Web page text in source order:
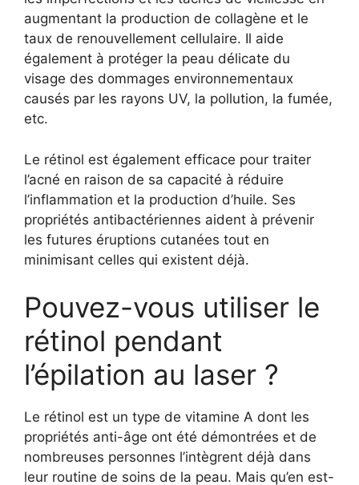
augmentant la production de collagène et le
taux de renouvellement cellulaire. Il aide
également à protéger la peau délicate du
visage des dommages environnementaux
causés par les rayons UV, la pollution, la fumée,
etc.
Le rétinol est également efficace pour traiter
l’acné en raison de sa capacité à réduire
l’inflammation et la production d’huile. Ses
propriétés antibactériennes aident à prévenir
les futures éruptions cutanées tout en
minimisant celles qui existent déjà.
Pouvez-vous utiliser le
rétinol pendant
l’épilation au laser ?
Le rétinol est un type de vitamine A dont les
propriétés anti-âge ont été démontrées et de
nombreuses personnes l’intègrent déjà dans
leur routine de soins de la peau. Mais qu’en est-